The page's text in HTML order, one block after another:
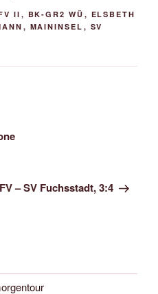
II , BK-GR2 WÜ , ELSBETH
, MAININSEL , SV
– SV Fuchsstadt, 3:4